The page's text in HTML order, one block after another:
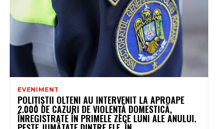
EVENIMENT
POLIȚIȘTII OLTENI AU INTERVENIT LA APROAPE
2.000 DE CAZURI DE VIOLENȚĂ DOMESTICĂ,
ÎNREGISTRATE ÎN PRIMELE ZECE LUNI ALE ANULUI.